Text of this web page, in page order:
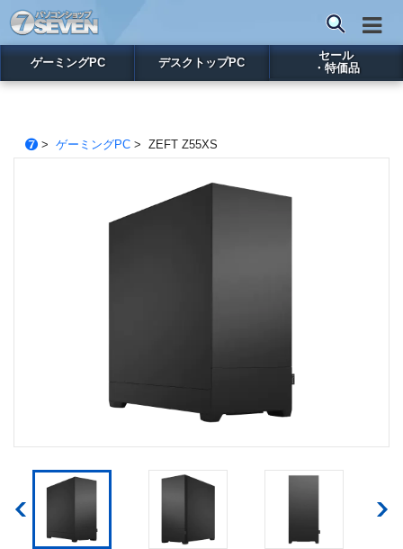
ゲーミングPC デスクトップPC
セール
・特価品
> ゲーミングPC> ZEFT Z55XS